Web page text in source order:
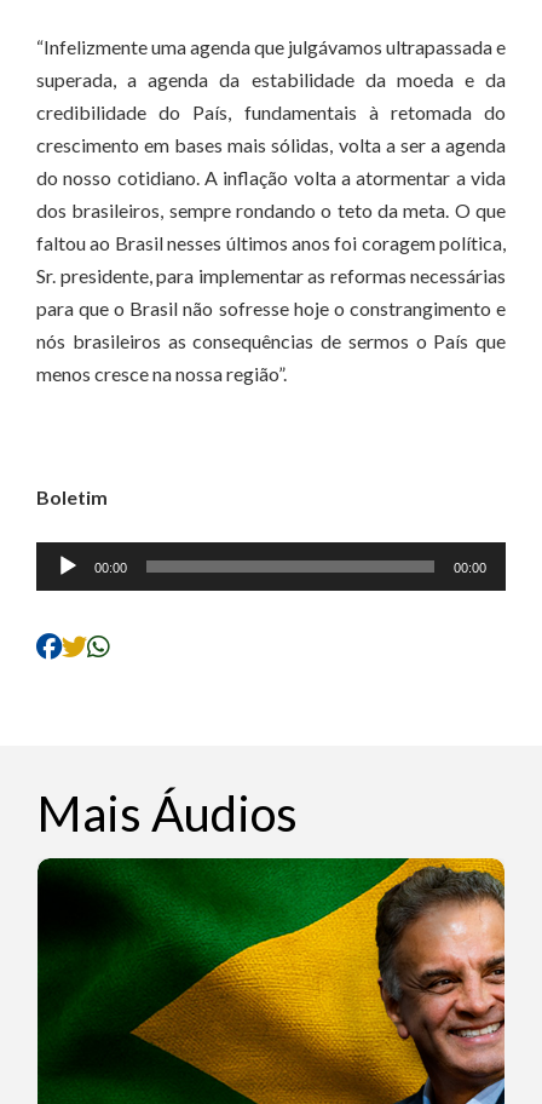
“Infelizmente uma agenda que julgávamos ultrapassada e
superada, a agenda da estabilidade da moeda e da
credibilidade do País, fundamentais à retomada do
crescimento em bases mais sólidas, volta a ser a agenda
do nosso cotidiano. A inflação volta a atormentar a vida
dos brasileiros, sempre rondando o teto da meta. O que
faltou ao Brasil nesses últimos anos foi coragem política,
Sr. presidente, para implementar as reformas necessárias
para que o Brasil não sofresse hoje o constrangimento e
nós brasileiros as consequências de sermos o País que
menos cresce na nossa região”.
Boletim
Tocador
de
00:00 00:00
Mais Áudios